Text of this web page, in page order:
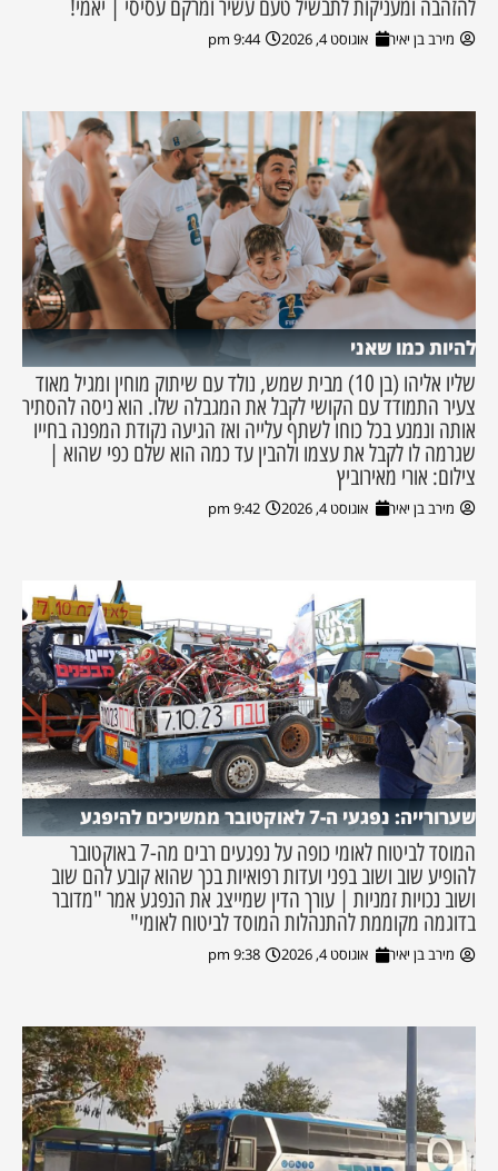
להזהבה ומעניקות לתבשיל טעם עשיר ומרקם עסיסי | יאמי!
מירב בן יאיר אוגוסט 4, 2026 9:44 pm
להיות כמו שאני
שליו אליהו (בן 10) מבית שמש, נולד עם שיתוק מוחין ומגיל מאוד
צעיר התמודד עם הקושי לקבל את המגבלה שלו. הוא ניסה להסתיר
אותה ונמנע בכל כוחו לשתף עלייה ואז הגיעה נקודת המפנה בחייו
שגרמה לו לקבל את עצמו ולהבין עד כמה הוא שלם כפי שהוא |
צילום: אורי מאירוביץ
מירב בן יאיר אוגוסט 4, 2026 9:42 pm
שערורייה: נפגעי ה-7 לאוקטובר ממשיכים להיפגע
המוסד לביטוח לאומי כופה על נפגעים רבים מה-7 באוקטובר
להופיע שוב ושוב בפני ועדות רפואיות בכך שהוא קובע להם שוב
ושוב נכויות זמניות | עורך הדין שמייצג את הנפגע אמר "מדובר
בדוגמה מקוממת להתנהלות המוסד לביטוח לאומי"
מירב בן יאיר אוגוסט 4, 2026 9:38 pm